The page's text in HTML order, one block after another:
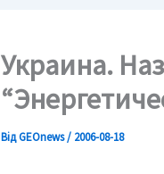
Украина.
ВідGEOnews/ 2006-08-18